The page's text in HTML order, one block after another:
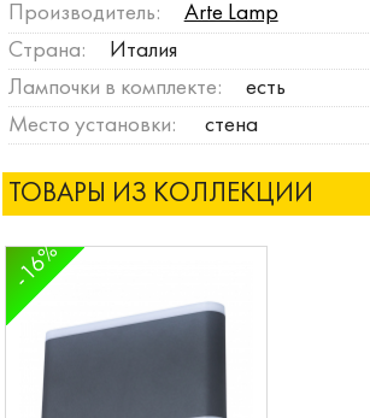
Производитель:
Arte Lamp
Страна:
Италия
Лампочки в комплекте:
есть
Место установки:
стена
ТОВАРЫ ИЗ КОЛЛЕКЦИИ
-16%